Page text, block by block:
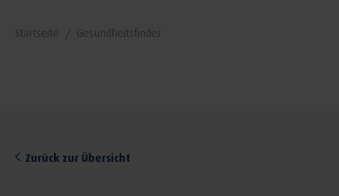
Startseite Gesundheitsfinder
Zurück zur Übersicht